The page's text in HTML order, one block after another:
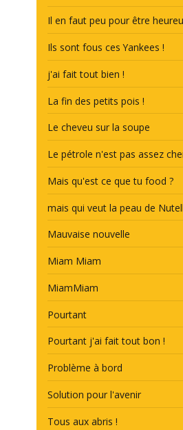
Il en faut peu pour être
Ils sont fous ces Yankees !
j'ai fait tout bien !
La fin des petits pois !
Le cheveu sur la soupe
Le pétrole n'est pas assez
Mais qu'est ce que tu food ?
mais qui veut la peau de
Mauvaise nouvelle
Miam Miam
MiamMiam
Pourtant
Pourtant j'ai fait tout bon !
Problème à bord
Solution pour l'avenir
Tous aux abris !